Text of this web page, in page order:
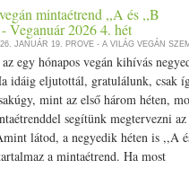
érdemes a csípős, savanyú és
hőt. A nagy melegben a
részesíteni. Jók a könnyen
fehérjékből is válassz
a halak. A könnyen
Most van itt az ideje a
hajlamos vata-k is tudják
a lime vagy a legtöbb féle
mángold is. A nadragulya
mintaétrend ,,A és ,,B
Veganuár 2026 4. hét
JANUÁR 19. PROVE - A VILÁG VEGÁN
egy hónapos vegán kihívás
idáig eljutottál, gratulálunk, csak
mint az első három héten,
segítünk megtervezni az
látod, a negyedik héten is ,,A
a mintaétrend. Ha most